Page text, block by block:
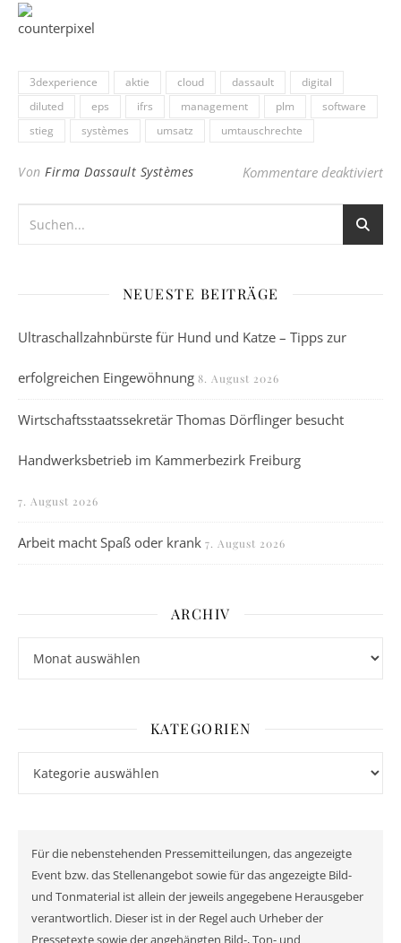
3dexperience aktie cloud dassault
digital
diluted
eps ifrs management plm
software
stieg
systèmes umsatz umtauschrechte
Von Firma Dassault Systèmes Kommentare deaktiviertfür
NEUESTE BEITRÄGE
Ultraschallzahnbürste für Hund und Katze – Tipps zur
erfolgreichen Eingewöhnung 8. August 2026
Wirtschaftsstaatssekretär Thomas Dörflinger besucht
Handwerksbetrieb im Kammerbezirk Freiburg
7. August 2026
Arbeit macht Spaß oder krank 7. August 2026
ARCHIV
KATEGORIEN
Für die nebenstehenden Pressemitteilungen, das angezeigte
Event bzw. das Stellenangebot sowie für das angezeigte Bild-
und Tonmaterial ist allein der jeweils angegebene Herausgeber
verantwortlich. Dieser ist in der Regel auch Urheber der